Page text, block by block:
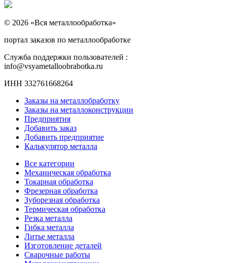
© 2026 «Вся металлообработка»
портал заказов по металлообработке
Служба поддержки пользователей :
info@vsyametalloobrabotka.ru
ИНН 332761668264
Заказы на металлобработку
Заказы на металлоконструкции
Предприятия
Добавить заказ
Добавить предприятие
Калькулятор металла
Все категории
Механическая обработка
Токарная обработка
Фрезерная обработка
Зуборезная обработка
Термическая обработка
Резка металла
Гибка металла
Литье металла
Изготовление деталей
Сварочные работы